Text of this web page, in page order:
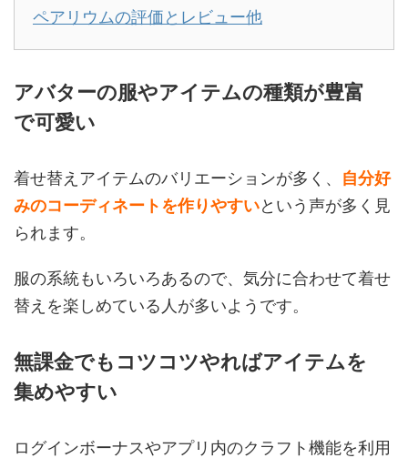
ペアリウムの評価とレビュー他
アバターの服やアイテムの種類が豊富
で可愛い
着せ替えアイテムのバリエーションが多く、 自分好
みのコーディネートを作りやすいという声が多く見
られます。
服の系統もいろいろあるので、気分に合わせて着せ
替えを楽しめている人が多いようです。
無課金でもコツコツやればアイテムを
集めやすい
ログインボーナスやアプリ内のクラフト機能を利用